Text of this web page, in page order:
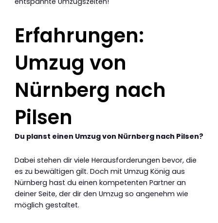
Erfahrungen:
Umzug von
Nürnberg nach
Pilsen
Du planst einen Umzug von Nürnberg nach Pilsen?
Dabei stehen dir viele Herausforderungen bevor, die
es zu bewältigen gilt. Doch mit Umzug König aus
Nürnberg hast du einen kompetenten Partner an
deiner Seite, der dir den Umzug so angenehm wie
möglich gestaltet.